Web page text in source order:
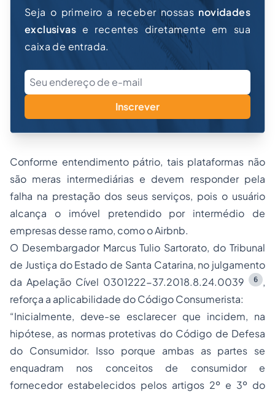
Seja o primeiro a receber nossas novidades
exclusivas e recentes diretamente em sua
caixa de entrada.
Inscrever
Conforme entendimento pátrio, tais plataformas não
são meras intermediárias e devem responder pela
falha na prestação dos seus serviços, pois o usuário
alcança o imóvel pretendido por intermédio de
empresas desse ramo, como o Airbnb.
O Desembargador Marcus Tulio Sartorato, do Tribunal
de Justiça do Estado de Santa Catarina, no julgamento
da Apelação Cível 0301222-37.2018.8.24.0039
6
,
reforça a aplicabilidade do Código Consumerista:
“Inicialmente, deve-se esclarecer que incidem, na
hipótese, as normas protetivas do Código de Defesa
do Consumidor. Isso porque ambas as partes se
enquadram nos conceitos de consumidor e
fornecedor estabelecidos pelos artigos 2º e 3º do